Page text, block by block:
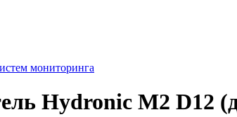
мониторинга
Hydronic M2 D12